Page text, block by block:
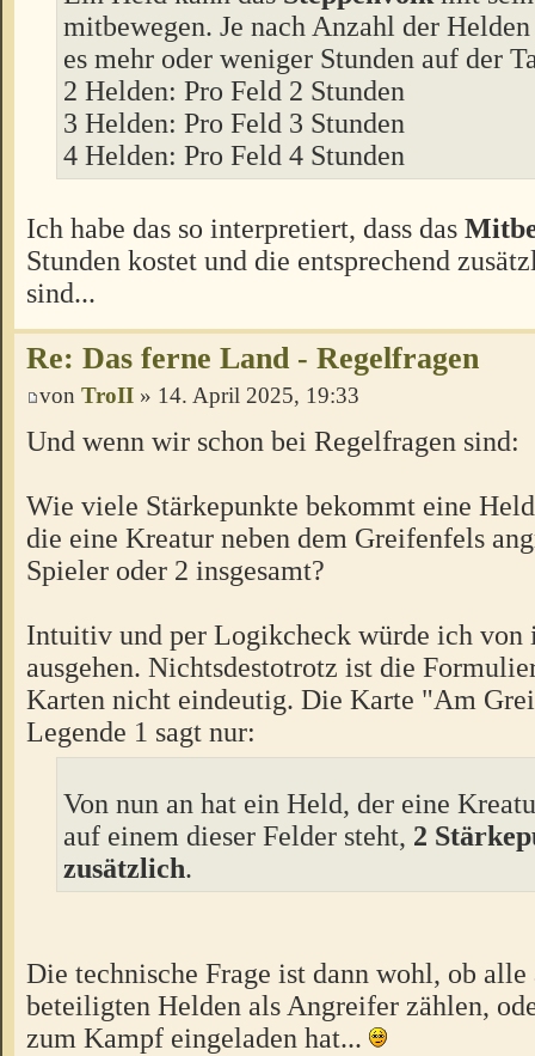
mitbewegen. Je nach Anzahl der
es mehr oder weniger Stunden auf der
2 Helden: Pro Feld 2 Stunden
3 Helden: Pro Feld 3 Stunden
4 Helden: Pro Feld 4 Stunden
Ich habe das so interpretiert, dass das
Stunden kostet und die entsprechend
sind...
Re: Das ferne Land - Regelfragen
von TroII » 14. April 2025, 19:33
Und wenn wir schon bei Regelfragen sind:
Wie viele Stärkepunkte bekommt eine
die eine Kreatur neben dem Greifenfels
Spieler oder 2 insgesamt?
Intuitiv und per Logikcheck würde ich von
ausgehen. Nichtsdestotrotz ist die
Karten nicht eindeutig. Die Karte "Am
Legende 1 sagt nur:
Von nun an hat ein Held, der eine
auf einem dieser Felder steht, 2
zusätzlich.
Die technische Frage ist dann wohl, ob
beteiligten Helden als Angreifer zählen,
zum Kampf eingeladen hat...